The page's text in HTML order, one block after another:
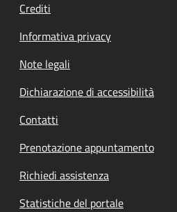
Crediti
Informativa privacy
Note legali
Dichiarazione di accessibilità
Contatti
Prenotazione appuntamento
Richiedi assistenza
Statistiche del portale